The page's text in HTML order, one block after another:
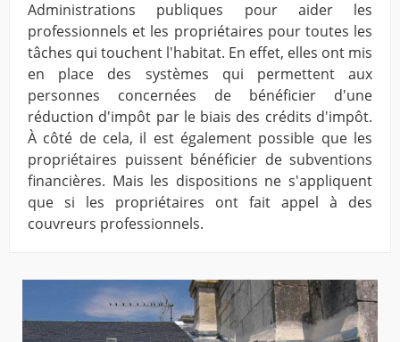
Administrations publiques pour aider les
professionnels et les propriétaires pour toutes les
tâches qui touchent l'habitat. En effet, elles ont mis
en place des systèmes qui permettent aux
personnes concernées de bénéficier d'une
réduction d'impôt par le biais des crédits d'impôt.
À côté de cela, il est également possible que les
propriétaires puissent bénéficier de subventions
financières. Mais les dispositions ne s'appliquent
que si les propriétaires ont fait appel à des
couvreurs professionnels.